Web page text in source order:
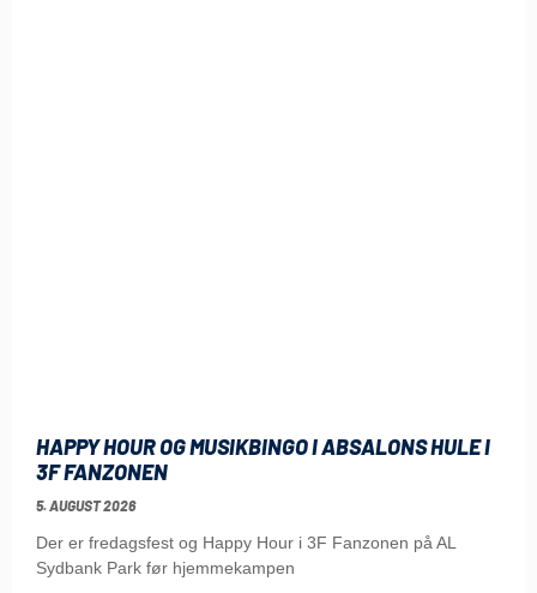
HAPPY HOUR OG MUSIKBINGO I ABSALONS HULE I
3F FANZONEN
5. AUGUST 2026
Der er fredagsfest og Happy Hour i 3F Fanzonen på AL
Sydbank Park før hjemmekampen